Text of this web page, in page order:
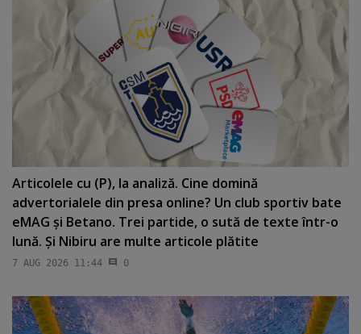
Articolele cu (P), la analiză. Cine domină
advertorialele din presa online? Un club sportiv bate
eMAG şi Betano. Trei partide, o sută de texte într-o
lună. Şi Nibiru are multe articole plătite
7 AUG 2026 11:44 0